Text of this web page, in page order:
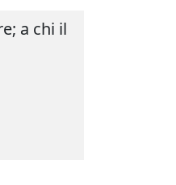
a chi il